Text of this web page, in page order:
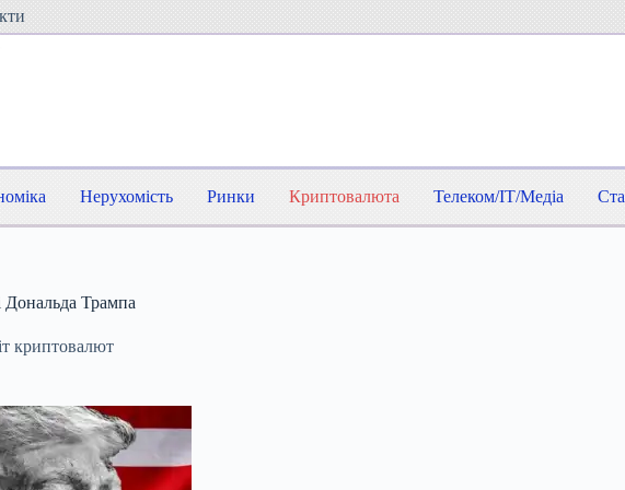
Нерухомість Ринки Криптовалюта Телеком/IT/Медіа
Дональда Трампа
криптовалют